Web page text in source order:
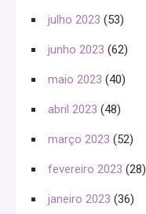
julho 2023 (53)
junho 2023 (62)
maio 2023 (40)
abril 2023 (48)
março 2023 (52)
fevereiro 2023 (28)
janeiro 2023 (36)